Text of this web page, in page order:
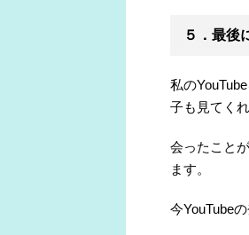
５．最後
私の
子も見てく
会ったこと
ます。
今YouTube